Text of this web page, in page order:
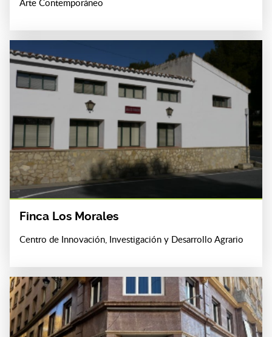
Arte Contemporáneo
Finca Los Morales
Centro de Innovación, Investigación y Desarrollo Agrario